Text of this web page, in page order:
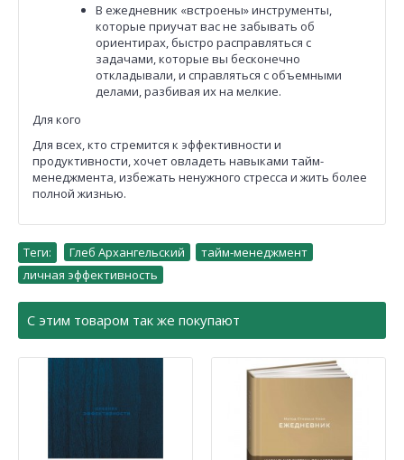
В ежедневник «встроены» инструменты,
которые приучат вас не забывать об
ориентирах, быстро расправляться с
задачами, которые вы бесконечно
откладывали, и справляться с объемными
делами, разбивая их на мелкие.
Для кого
Для всех, кто стремится к эффективности и
продуктивности, хочет овладеть навыками тайм-
менеджмента, избежать ненужного стресса и жить более
полной жизнью.
Теги: Глеб Архангельский тайм-менеджмент
личная эффективность
С этим товаром так же покупают